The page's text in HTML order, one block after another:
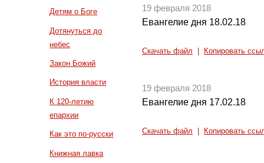
Детям о Боге
Дотянуться до
небес
Закон Божий
История власти
К 120-летию
епархии
Как это по-русски
Книжная лавка
19 февраля 2018
Евангелие дня 18.02.18
Скачать файл Копировать
19 февраля 2018
Евангелие дня 17.02.18
Скачать файл Копировать